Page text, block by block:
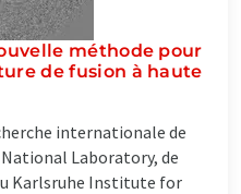
méthode pour
de fusion à haute
internationale de
National Laboratory, de
Karlsruhe Institute for